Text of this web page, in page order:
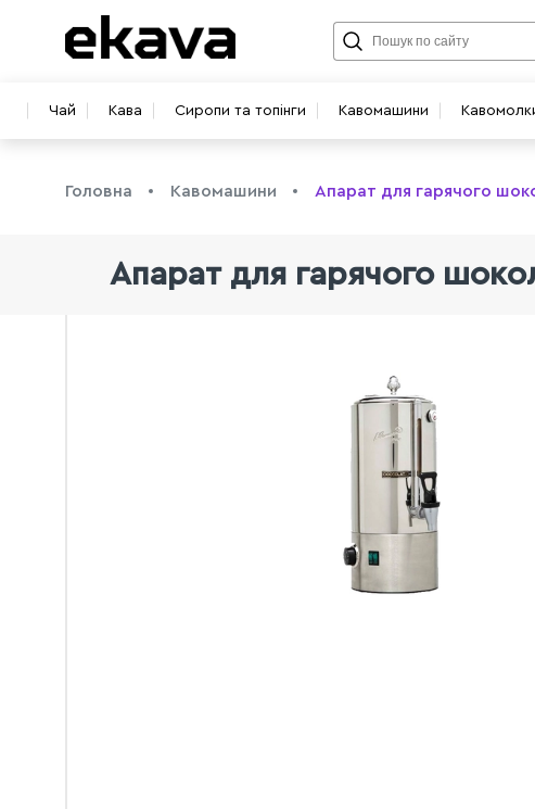
info@ekava.com.ua
Чай Кава Сиропи та топінги Кавомашини
Головна Кавомашини Апарат для гарячого
Апарат для гарячого